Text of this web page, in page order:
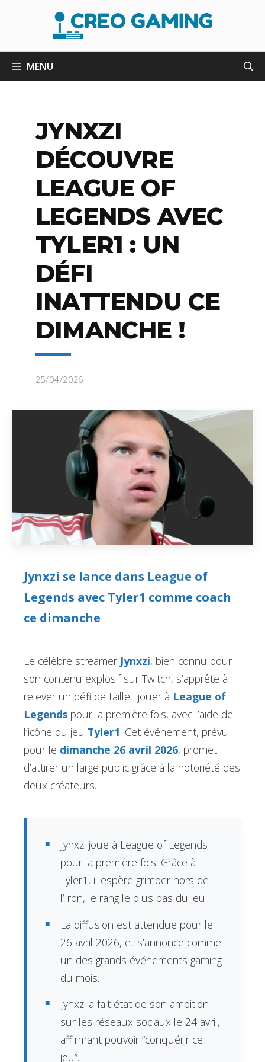
MENU
JYNXZI
DÉCOUVRE
LEAGUE OF
LEGENDS AVEC
TYLER1 : UN
DÉFI
INATTENDU CE
DIMANCHE !
25/04/2026
Jynxzi se lance dans League of
Legends avec Tyler1 comme coach
ce dimanche
Le célèbre streamer Jynxzi, bien connu pour
son contenu explosif sur Twitch, s’apprête à
relever un défi de taille : jouer à League of
Legends pour la première fois, avec l’aide de
l’icône du jeu Tyler1. Cet événement, prévu
pour le dimanche 26 avril 2026, promet
d’attirer un large public grâce à la notoriété des
deux créateurs.
Jynxzi joue à League of Legends
pour la première fois. Grâce à
Tyler1, il espère grimper hors de
l’Iron, le rang le plus bas du jeu.
La diffusion est attendue pour le
26 avril 2026, et s’annonce comme
un des grands événements gaming
du mois.
Jynxzi a fait état de son ambition
sur les réseaux sociaux le 24 avril,
affirmant pouvoir “conquérir ce
jeu”.